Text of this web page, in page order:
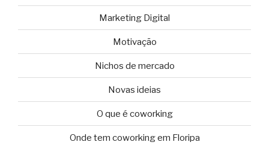
Marketing Digital
Motivação
Nichos de mercado
Novas ideias
O que é coworking
Onde tem coworking em Floripa